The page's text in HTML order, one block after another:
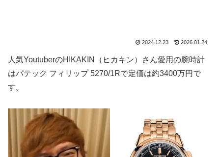
2024.12.23 2026.01.24
人気YoutuberのHIKAKIN（ヒカキン）さん愛用の腕時計
はパテック フィリップ 5270/1Rで定価は約3400万円で
す。